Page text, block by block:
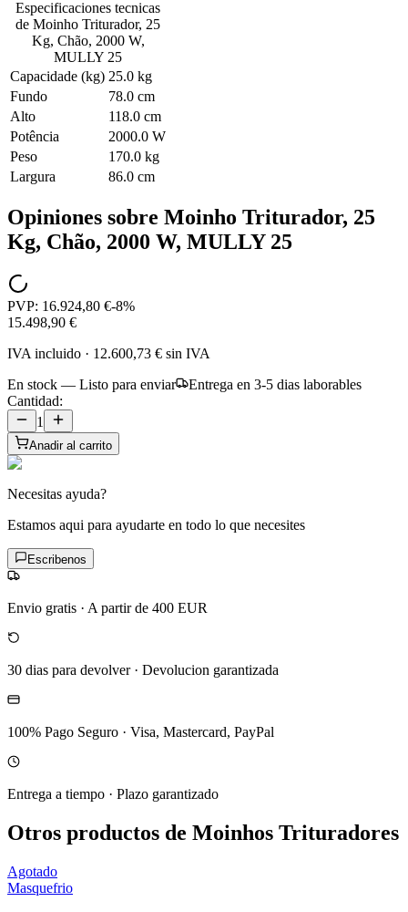
Especificaciones tecnicas
de Moinho Triturador, 25
Kg, Chão, 2000 W,
MULLY 25
Capacidade (kg) 25.0 kg
Fundo
78.0 cm
Alto
118.0 cm
Potência
2000.0 W
Peso
170.0 kg
Largura
86.0 cm
Opiniones sobre Moinho Triturador, 25
Kg, Chão, 2000 W, MULLY 25
PVP: 16.924,80 €-8%
15.498,90 €
IVA incluido · 12.600,73 € sin IVA
En stock — Listo para enviar
Entrega en 3-5 dias laborables
Cantidad:
1
Anadir al carrito
Necesitas ayuda?
Estamos aqui para ayudarte en todo lo que necesites
Escribenos
Envio gratis · A partir de 400 EUR
30 dias para devolver· Devolucion garantizada
100% Pago Seguro · Visa, Mastercard, PayPal
Entrega a tiempo · Plazo garantizado
Otros productos de Moinhos Trituradores
Agotado
Masquefrio